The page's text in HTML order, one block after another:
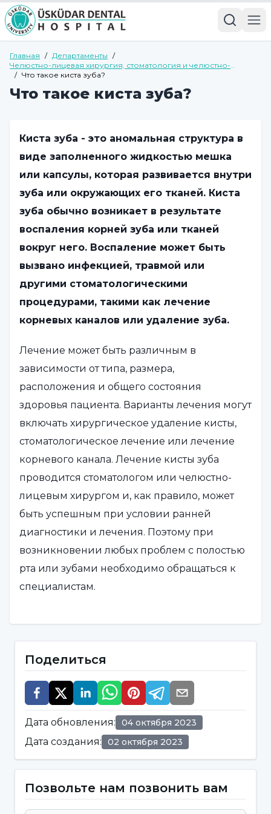
Главная / Департаменты /
Челюстно-лицевая хирургия, стоматология и челюстно-
лицевая хирургия
/ Что такое киста зуба?
Что такое киста зуба?
Киста зуба - это аномальная структура в
виде заполненного жидкостью мешка
или капсулы, которая развивается внутри
зуба или окружающих его тканей. Киста
зуба обычно возникает в результате
воспаления корней зуба или тканей
вокруг него. Воспаление может быть
вызвано инфекцией, травмой или
другими стоматологическими
процедурами, такими как лечение
корневых каналов или удаление зуба.
Лечение может быть различным в
зависимости от типа, размера,
расположения и общего состояния
здоровья пациента. Варианты лечения могут
включать хирургическое удаление кисты,
стоматологическое лечение или лечение
корневого канала. Лечение кисты зуба
проводится стоматологом или челюстно-
лицевым хирургом и, как правило, может
быть успешным при условии ранней
диагностики и лечения. Поэтому при
возникновении любых проблем с полостью
рта или зубами необходимо обращаться к
специалистам.
Каковы симптомы кисты зуба?
Киста зуба обычно протекает бессимптомно,
если только она не относится к
определенному типу, или может
проявляться слабыми симптомами.
Симптомы кисты зуба могут варьироваться в
зависимости от размера кисты, ее
ткани. Поэтому при подозрении на кисту
зуба или при возникновении каких-либо
Поделиться
Дата обновления: 04 октября 2023
Дата создания: 02 октября 2023
Позвольте нам позвонить вам